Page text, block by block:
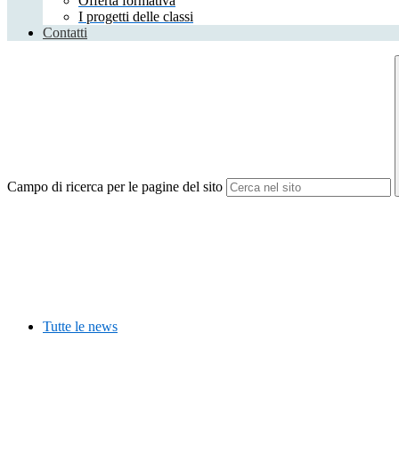
I progetti delle classi
Contatti
Campo di ricerca per le pagine del sito
Tutte le news